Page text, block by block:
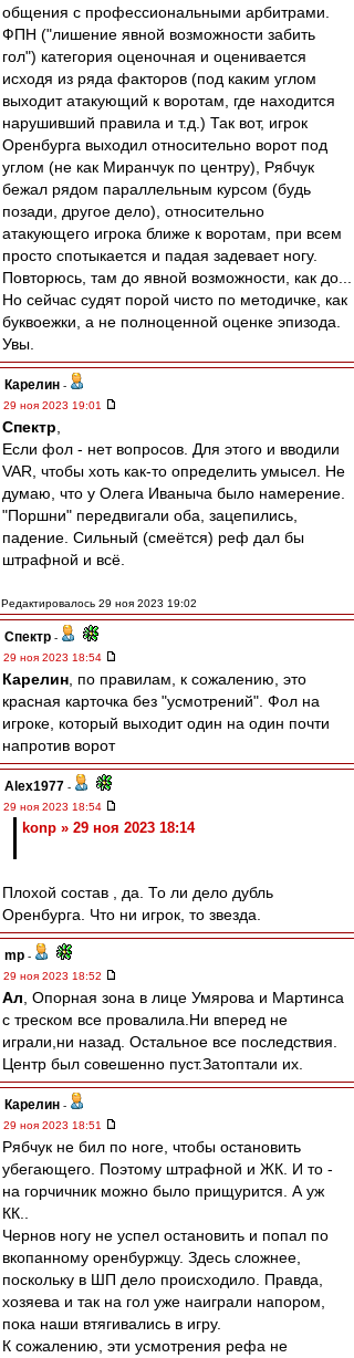
общения с профессиональными арбитрами.
ФПН ("лишение явной возможности забить
гол") категория оценочная и оценивается
исходя из ряда факторов (под каким углом
выходит атакующий к воротам, где находится
нарушивший правила и т.д.) Так вот, игрок
Оренбурга выходил относительно ворот под
углом (не как Миранчук по центру), Рябчук
бежал рядом параллельным курсом (будь
позади, другое дело), относительно
атакующего игрока ближе к воротам, при всем
просто спотыкается и падая задевает ногу.
Повторюсь, там до явной возможности, как до...
Но сейчас судят порой чисто по методичке, как
буквоежки, а не полноценной оценке эпизода.
Увы.
Карелин -
29 ноя 2023 19:01
Спектр
Если фол - нет вопросов. Для этого и вводили
VAR, чтобы хоть как-то определить умысел. Не
думаю, что у Олега Иваныча было намерение.
"Поршни" передвигали оба, зацепились,
падение. Сильный (смеётся) реф дал бы
штрафной и всё.
Редактировалось 29 ноя 2023 19:02
Спектр -
29 ноя 2023 18:54
Карелин , по правилам, к сожалению, это
красная карточка без "усмотрений". Фол на
игроке, который выходит один на один почти
напротив ворот
Alex1977 -
29 ноя 2023 18:54
konp » 29 ноя 2023 18:14
Плохой состав , да. То ли дело дубль
Оренбурга. Что ни игрок, то звезда.
mp -
29 ноя 2023 18:52
Ал , Опорная зона в лице Умярова и Мартинса
с треском все провалила.Ни вперед не
играли,ни назад. Остальное все последствия.
Центр был совешенно пуст.Затоптали их.
Карелин -
29 ноя 2023 18:51
Рябчук не бил по ноге, чтобы остановить
убегающего. Поэтому штрафной и ЖК. И то -
на горчичник можно было прищурится. А уж
КК..
Чернов ногу не успел остановить и попал по
вкопанному оренбуржцу. Здесь сложнее,
поскольку в ШП дело происходило. Правда,
хозяева и так на гол уже наиграли напором,
пока наши втягивались в игру.
К сожалению, эти усмотрения рефа не